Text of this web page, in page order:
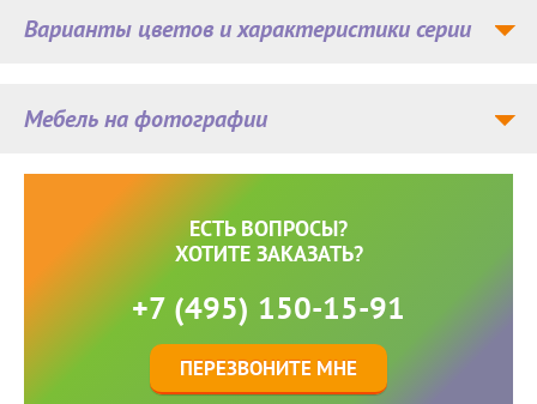
Мебель на фотографии
Варианты цветов и характеристики серии
ЕСТЬ ВОПРОСЫ?
ХОТИТЕ ЗАКАЗАТЬ?
+7 (495) 150-15-91
ПЕРЕЗВОНИТЕ МНЕ